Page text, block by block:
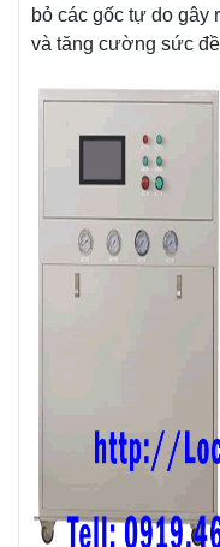
bỏ các gốc tự do gây
và tăng cường sức